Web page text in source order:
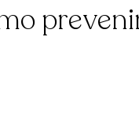
CreuBlanca